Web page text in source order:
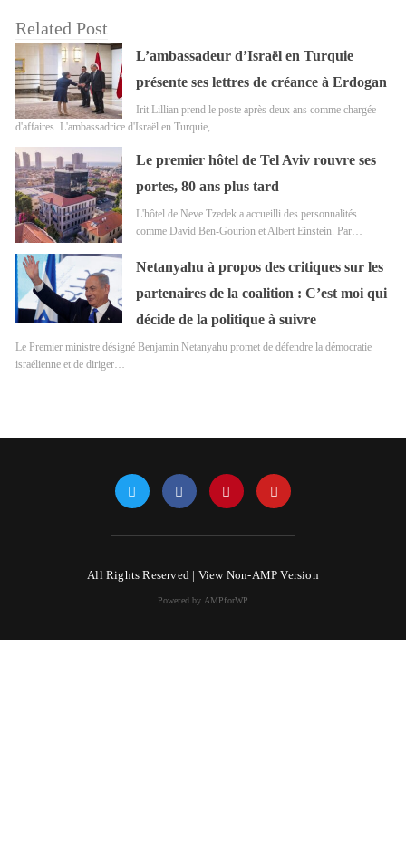
Related Post
L’ambassadeur d’Israël en Turquie
présente ses lettres de créance à Erdogan
Irit Lillian prend le poste après deux ans comme chargée
d'affaires. L'ambassadrice d'Israël en Turquie,…
Le premier hôtel de Tel Aviv rouvre ses
portes, 80 ans plus tard
L'hôtel de Neve Tzedek a accueilli des personnalités
comme David Ben-Gourion et Albert Einstein. Par…
Netanyahu à propos des critiques sur les
partenaires de la coalition : C’est moi qui
décide de la politique à suivre
Le Premier ministre désigné Benjamin Netanyahu promet de défendre la démocratie
israélienne et de diriger…
All Rights Reserved | View Non-AMP Version
Powered by AMPforWP